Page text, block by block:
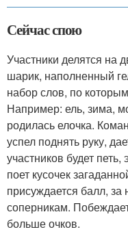
Сейчас спою
Участники делятся на
шарик, наполненный
набор слов, по
Например: ель, зима,
родилась елочка.
успел поднять руку,
участников будет петь,
поет кусочек
присуждается балл,
соперникам.
больше очков.